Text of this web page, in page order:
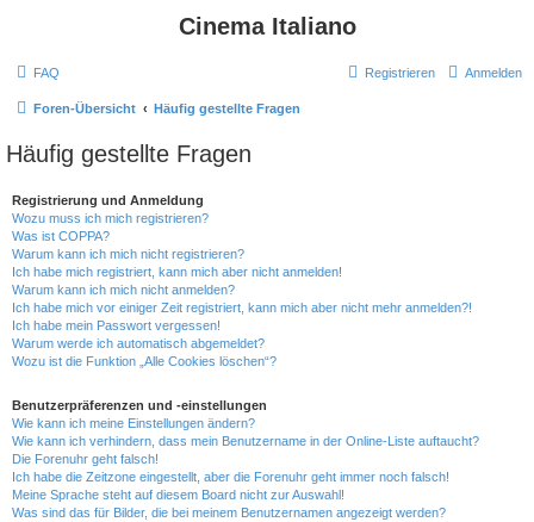
Cinema Italiano
FAQ Anmelden
Registrieren
Foren-Übersicht Häufig gestellte Fragen
Häufig gestellte Fragen
Registrierung und Anmeldung
Wozu muss ich mich registrieren?
Was ist COPPA?
Warum kann ich mich nicht registrieren?
Ich habe mich registriert, kann mich aber nicht anmelden!
Warum kann ich mich nicht anmelden?
Ich habe mich vor einiger Zeit registriert, kann mich aber nicht mehr anmelden?!
Ich habe mein Passwort vergessen!
Warum werde ich automatisch abgemeldet?
Wozu ist die Funktion „Alle Cookies löschen“?
Benutzerpräferenzen und -einstellungen
Wie kann ich meine Einstellungen ändern?
Wie kann ich verhindern, dass mein Benutzername in der Online-Liste auftaucht?
Die Forenuhr geht falsch!
Ich habe die Zeitzone eingestellt, aber die Forenuhr geht immer noch falsch!
Meine Sprache steht auf diesem Board nicht zur Auswahl!
Was sind das für Bilder, die bei meinem Benutzernamen angezeigt werden?